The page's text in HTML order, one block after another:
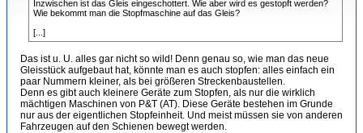
Inzwischen ist das Gleis eingeschottert. Wie aber wird es gestopft werden?
Wie bekommt man die Stopfmaschine auf das Gleis?
[...]
Das ist u. U. alles gar nicht so wild! Denn genau so, wie man das neue
Gleisstück aufgebaut hat, könnte man es auch stopfen: alles einfach ein
paar Nummern kleiner, als bei größeren Streckenbaustellen.
Denn es gibt auch kleinere Geräte zum Stopfen, als nur die wirklich
mächtigen Maschinen von P&T (AT). Diese Geräte bestehen im Grunde
nur aus der eigentlichen Stopfeinheit. Und meist müssen sie von anderen
Fahrzeugen auf den Schienen bewegt werden.